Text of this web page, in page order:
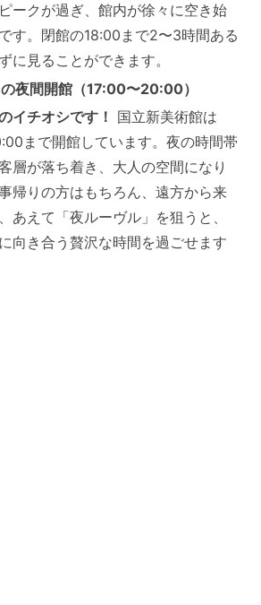
ークが過ぎ、館内が徐々に空き始
す。閉館の18:00まで2〜3時間ある
に見ることができます。
夜間開館（17:00〜20:00）
イチオシです！ 国立新美術館は
まで開館しています。夜の時間帯
層が落ち着き、大人の空間になり
帰りの方はもちろん、遠方から来
あえて「夜ルーヴル」を狙うと、
向き合う贅沢な時間を過ごせます